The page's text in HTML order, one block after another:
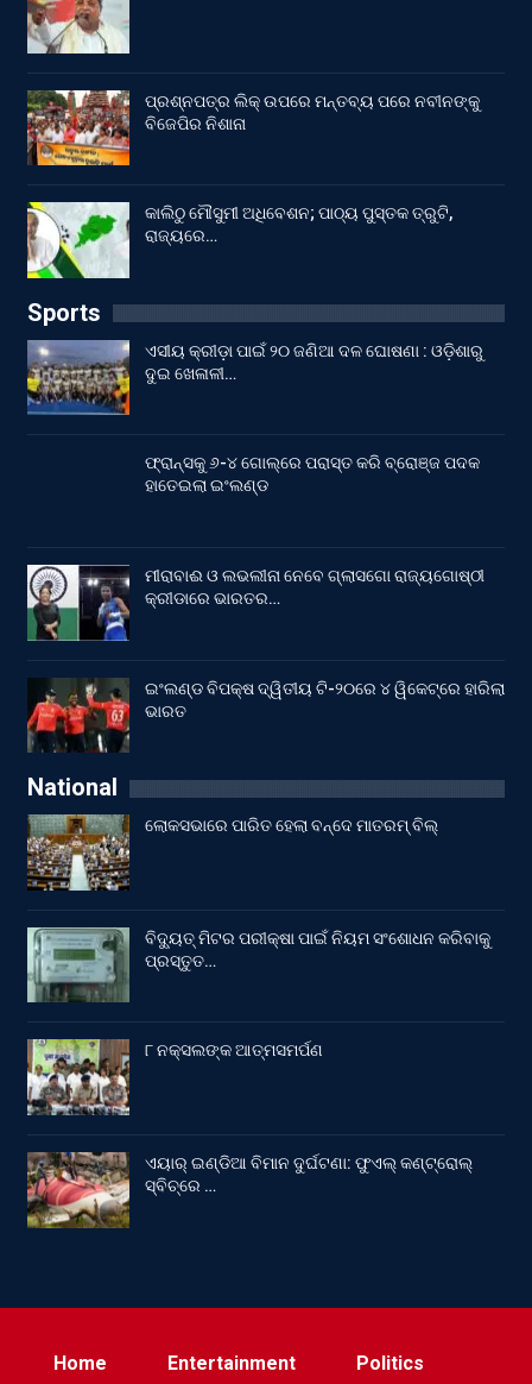
ପ୍ରଶ୍ନପତ୍ର ଲିକ୍ ଉପରେ ମନ୍ତବ୍ୟ ପରେ ନବୀନଙ୍କୁ
ବିଜେପିର ନିଶାନା
କାଲିଠୁ ମୌସୁମୀ ଅଧିବେଶନ; ପାଠ୍ୟ ପୁସ୍ତକ ତ୍ରୁଟି,
ରାଜ୍ୟରେ…
Sports
ଏସୀୟ କ୍ରୀଡ଼ା ପାଇଁ ୨୦ ଜଣିଆ ଦଳ ଘୋଷଣା : ଓଡ଼ିଶାରୁ
ଦୁଇ ଖେଳାଳୀ…
ଫ୍ରାନ୍ସକୁ ୬-୪ ଗୋଲ୍‌ରେ ପରାସ୍ତ କରି ବ୍ରୋଞ୍ଜ ପଦକ
ହାତେଇଲା ଇଂଲଣ୍ଡ
ମୀରାବାଈ ଓ ଲଭଲୀନା ନେବେ ଗ୍ଲାସଗୋ ରାଜ୍ୟଗୋଷ୍ଠୀ
କ୍ରୀଡାରେ ଭାରତର…
ଇଂଲଣ୍ଡ ବିପକ୍ଷ ଦ୍ୱିତୀୟ ଟି-୨୦ରେ ୪ ୱିକେଟ୍‌ରେ ହାରିଲା
ଭାରତ
National
ଲୋକସଭାରେ ପାରିତ ହେଲା ବନ୍ଦେ ମାତରମ୍‌ ବିଲ୍‌
ବିଦ୍ୟୁତ୍ ମିଟର ପରୀକ୍ଷା ପାଇଁ ନିୟମ ସଂଶୋଧନ କରିବାକୁ
ପ୍ରସ୍ତୁତ…
୮ ନକ୍ସଲଙ୍କ ଆତ୍ମସମର୍ପଣ
ଏୟାର୍ ଇଣ୍ଡିଆ ବିମାନ ଦୁର୍ଘଟଣା: ଫୁଏଲ୍‌ କଣ୍ଟ୍ରୋଲ୍‌
ସ୍ବିଚ୍‌ରେ …
Home Entertainment Politics